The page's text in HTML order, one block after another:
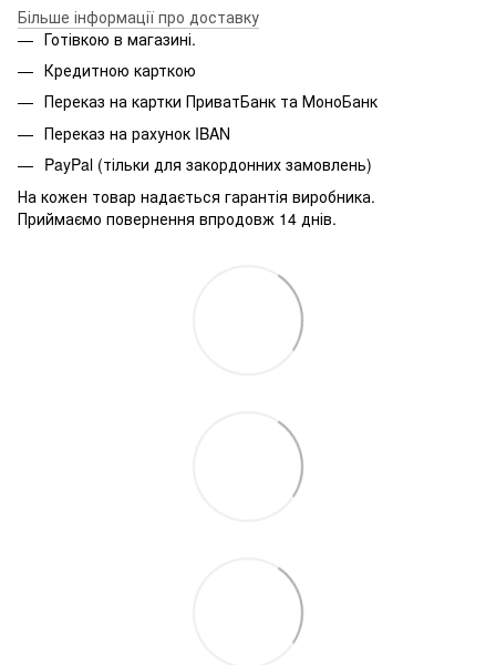
Більше інформації про доставку
Готівкою в магазині.
Кредитною карткою
Переказ на картки ПриватБанк та МоноБанк
Переказ на рахунок IBAN
PayPal (тільки для закордонних замовлень)
На кожен товар надається гарантія виробника.
Приймаємо повернення впродовж 14 днів.